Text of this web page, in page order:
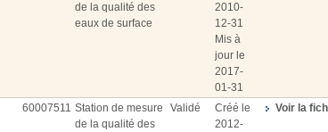
de la qualité des
eaux de surface
2010-
12-31
Mis à
jour le
2017-
01-31
60007511 Station de mesure
de la qualité des
Validé
Créé le
2012-
Voir la